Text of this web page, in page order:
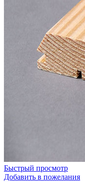
Быстрый просмотр
Добавить в пожелания